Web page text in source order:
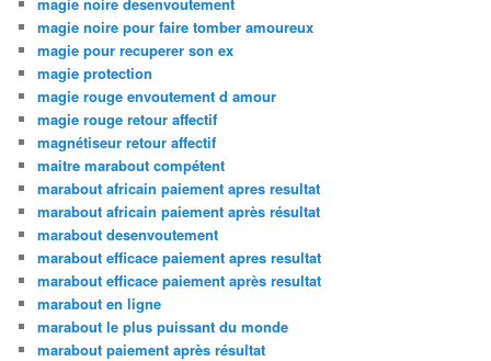
magie noire desenvoutement
magie noire pour faire tomber amoureux
magie pour recuperer son ex
magie protection
magie rouge envoutement d amour
magie rouge retour affectif
magnétiseur retour affectif
maitre marabout compétent
marabout africain paiement apres resultat
marabout africain paiement après résultat
marabout desenvoutement
marabout efficace paiement apres resultat
marabout efficace paiement après resultat
marabout en ligne
marabout le plus puissant du monde
marabout paiement après résultat